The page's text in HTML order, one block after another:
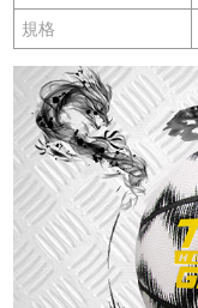
規格